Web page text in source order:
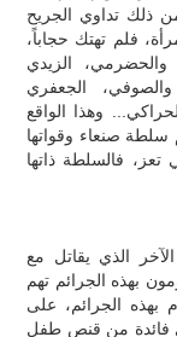
ذلك تداوي الجريح
فلم تهتك حجاباً،
الزيدي
والصوفي، الجعفري
وهذا الواقع
سلطة صنعاء وقواتها
فالسلطة ذاتها
الذي يقاتل مع
بهذه الجرائم تهم
بهذه الجرائم، على
فائدة من قنص طفل